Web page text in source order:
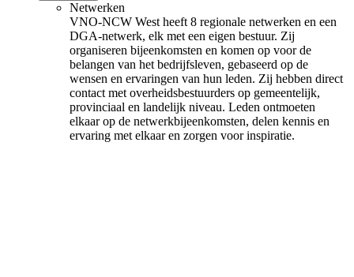
Netwerken
VNO-NCW West heeft 8 regionale netwerken en een
DGA-netwerk, elk met een eigen bestuur. Zij
organiseren bijeenkomsten en komen op voor de
belangen van het bedrijfsleven, gebaseerd op de
wensen en ervaringen van hun leden. Zij hebben direct
contact met overheidsbestuurders op gemeentelijk,
provinciaal en landelijk niveau. Leden ontmoeten
elkaar op de netwerkbijeenkomsten, delen kennis en
ervaring met elkaar en zorgen voor inspiratie.